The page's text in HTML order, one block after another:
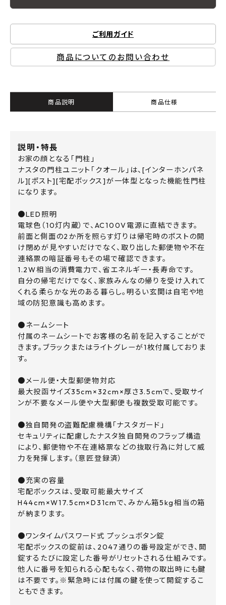
ご利用ガイド
商品についてのお問い合わせ
商品説明 商品仕様
説明・特長
お家の顔となる「門柱」
ナスタの門柱ユニット「クオール」は、[インターホンパネ
ル][ポスト][宅配ボックス]が一体型となった機能性門柱
になります。
●LED照明
電球色（10灯内蔵）で、AC100V電源に直結できます。
前面と側面の2か所を照らす灯りは帰宅時のポストの開
け閉めが見やすいだけでなく、取り出した郵便物や不在
連絡票の暗証番号もその場で確認できます。
1.2W相当の消費電力で、省エネルギー・長寿命です。
自分の帰宅だけでなく、家族みんなの帰りを受け入れて
くれる柔らかな光のある暮らし。明るい玄関は自宅や地
域の防犯意識も高めます。
●ネームシート
付属のネームシートでお客様の名前を記入することがで
きます。ブラックまたはライトグレーが1枚付属しておりま
す。
●メール便・大型郵便物対応
最大投函サイズ35cm×32cm×厚さ3.5cmで、受取サイ
ンが不要なメール便や大型郵便も複数受取可能です。
●独自開発の盗難配慮機構「ナスタガード」
セキュリティに配慮したナスタ独自開発のフラップ構造
により、郵便物や不在連絡票などの抜取行為に対して威
力を発揮します。（意匠登録済）
●充実の容量
宅配ボックスは、受取可能最大サイズ
H44cm×W17.5cm×D31cmで、みかん箱5kg相当の箱
が納まります。
●ワンタイムパスワード式 プッシュボタン錠
宅配ボックスの錠前は、2047通りの番号設定ができ、開
錠するたびに設定した番号がリセットされる仕組みです。
他人に番号を知られる心配もなく、荷物の取出時にも鍵
は不要です。※緊急時には付属の鍵を使って開錠するこ
ともできます。